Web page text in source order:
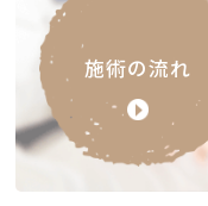
施術の流れ